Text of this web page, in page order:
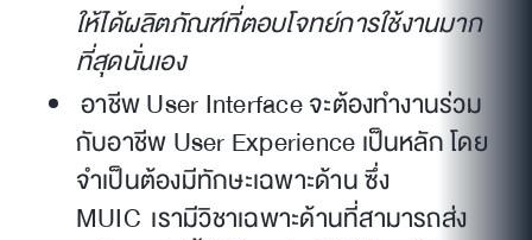
ให้ได้ผลิตภัณฑ์ที่ตอบโจทย์การใช้งานมาก
ที่สุดนั่นเอง
อาชีพ User Interface จะต้องทำงานร่วม
กับอาชีพ User Experience เป็นหลัก โดย
จำเป็นต้องมีทักษะเฉพาะด้าน ซึ่ง
MUIC เรามีวิชาเฉพาะด้านที่สามารถส่ง